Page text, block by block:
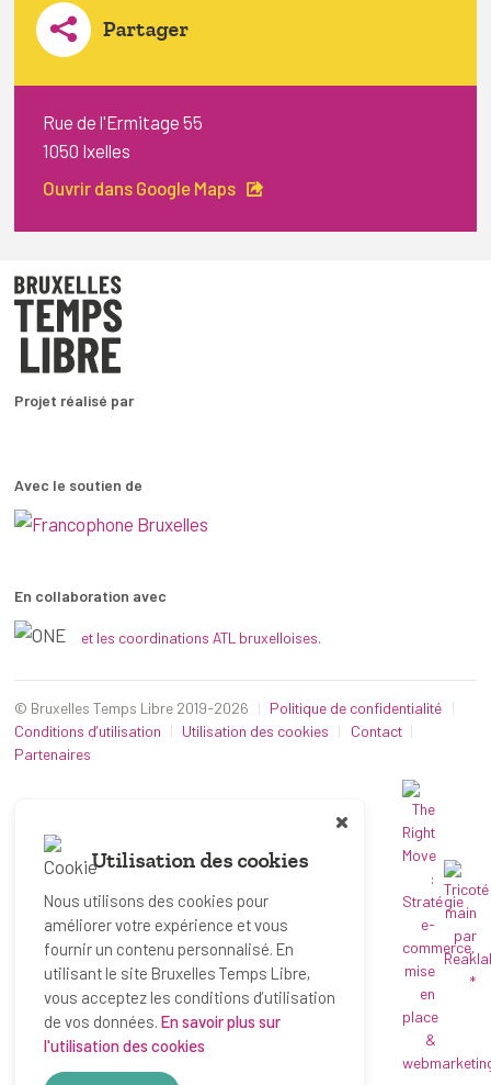
Partager
Rue de l'Ermitage 55
1050 Ixelles
Ouvrir dans Google Maps
Projet réalisé par
Avec le soutien de
En collaboration avec
et les coordinations ATL bruxelloises.
© Bruxelles Temps Libre 2019-2026
Politique de confidentialité
Conditions d’utilisation
Utilisation des cookies
Contact
Partenaires
*
Utilisation des cookies
Nous utilisons des cookies pour
améliorer votre expérience et vous
fournir un contenu personnalisé. En
utilisant le site Bruxelles Temps Libre,
vous acceptez les conditions d’utilisation
de vos données. En savoir plus sur
l'utilisation des cookies